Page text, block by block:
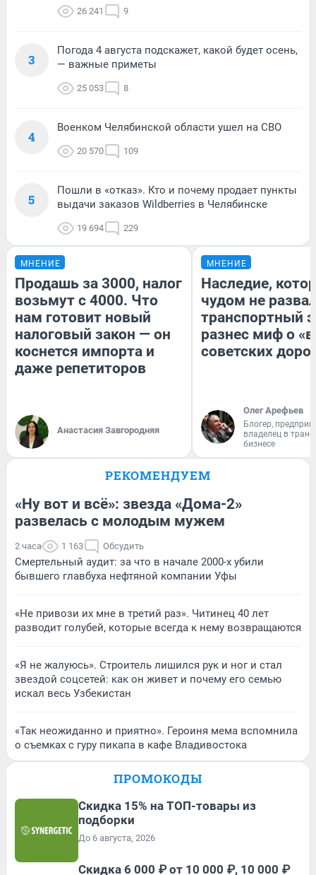
26 241 9
3
Погода 4 августа подскажет, какой будет осень,
— важные приметы
25 053 8
4
Военком Челябинской области ушел на СВО
20 570 109
5
Пошли в «отказ». Кто и почему продает пункты
выдачи заказов Wildberries в Челябинске
19 694 229
МНЕНИЕ
Продашь за 3000, налог
возьмут с 4000. Что
нам готовит новый
налоговый закон — он
коснется импорта и
даже репетиторов
Анастасия Завгородняя
МНЕНИЕ
Наследие,
чудом не
транспортный
разнес миф о
советских
Олег Арефьев
Блогер,
владелец в
бизнесе
РЕКОМЕНДУЕМ
«Ну вот и всё»: звезда «Дома-2»
развелась с молодым мужем
2 часа 1 163 Обсудить
Смертельный аудит: за что в начале 2000-х убили
бывшего главбуха нефтяной компании Уфы
«Не привози их мне в третий раз». Читинец 40 лет
разводит голубей, которые всегда к нему возвращаются
«Я не жалуюсь». Строитель лишился рук и ног и стал
звездой соцсетей: как он живет и почему его семью
искал весь Узбекистан
«Так неожиданно и приятно». Героиня мема вспомнила
о съемках с гуру пикапа в кафе Владивостока
ПРОМОКОДЫ
Скидка 15% на ТОП-товары из
подборки
До 6 августа, 2026
Скидка 6 000 ₽ от 10 000 ₽, 10 000 ₽